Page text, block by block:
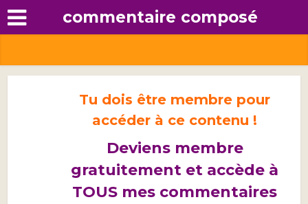
commentaire composé
Tu dois être membre pour
accéder à ce contenu !
Deviens membre
gratuitement et accède à
TOUS mes commentaires